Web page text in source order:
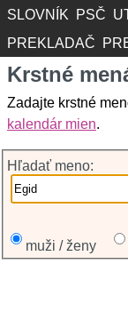
SLOVNÍK PSČ
PREKLADAČ
Krstné
Zadajte krstné
kalendár mien.
Hľadať meno:
muži / ženy